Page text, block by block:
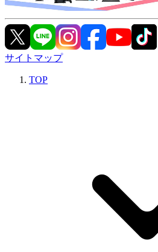
サイトマップ
TOP